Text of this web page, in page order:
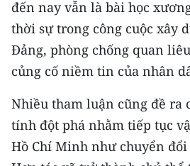
NHÂN DÂN CUỐI TUẦN
NHÂN DÂN HẰNG THÁNG
MUA BÁO
ĐỌC BÁO IN
đến nay vẫn là bài học
thời sự trong công cuộc xây
Đảng, phòng chống quan
củng cố niềm tin của nhân
Nhiều tham luận cũng đề ra
tính đột phá nhằm tiếp tục
Hồ Chí Minh như chuyển